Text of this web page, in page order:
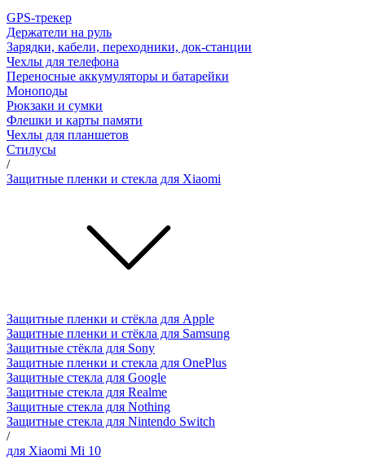
GPS-трекер
Держатели на руль
Зарядки, кабели, переходники, док-станции
Чехлы для телефона
Переносные аккумуляторы и батарейки
Моноподы
Рюкзаки и сумки
Флешки и карты памяти
Чехлы для планшетов
Стилусы
/
Защитные пленки и стекла для Xiaomi
Защитные пленки и стёкла для Apple
Защитные пленки и стёкла для Samsung
Защитные стёкла для Sony
Защитные пленки и стекла для OnePlus
Защитные стекла для Google
Защитные стекла для Realme
Защитные стекла для Nothing
Защитные стекла для Nintendo Switch
/
для Xiaomi Mi 10